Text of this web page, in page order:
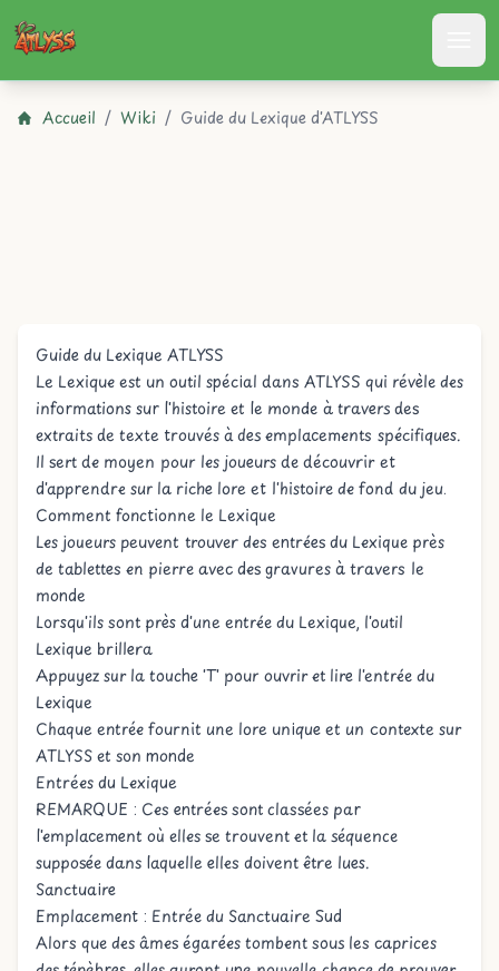
Atlyss
Accueil / Wiki / Guide du Lexique d'ATLYSS
Guide du Lexique ATLYSS
Le Lexique est un outil spécial dans ATLYSS qui révèle des
informations sur l'histoire et le monde à travers des
extraits de texte trouvés à des emplacements spécifiques.
Il sert de moyen pour les joueurs de découvrir et
d'apprendre sur la riche lore et l'histoire de fond du jeu.
Comment fonctionne le Lexique
Les joueurs peuvent trouver des entrées du Lexique près
de tablettes en pierre avec des gravures à travers le
monde
Lorsqu'ils sont près d'une entrée du Lexique, l'outil
Lexique brillera
Appuyez sur la touche 'T' pour ouvrir et lire l'entrée du
Lexique
Chaque entrée fournit une lore unique et un contexte sur
ATLYSS et son monde
Entrées du Lexique
REMARQUE : Ces entrées sont classées par
l'emplacement où elles se trouvent et la séquence
supposée dans laquelle elles doivent être lues.
Sanctuaire
Emplacement : Entrée du Sanctuaire Sud
Alors que des âmes égarées tombent sous les caprices